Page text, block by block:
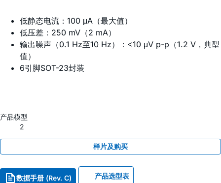
低静态电流：100 μA（最大值）
低压差：250 mV（2 mA）
输出噪声（0.1 Hz至10 Hz）：<10 μV p-p（1.2 V，典型
值）
6引脚SOT-23封装
产品模型
2
样片及购买
数据手册 (Rev. C) 产品选型表